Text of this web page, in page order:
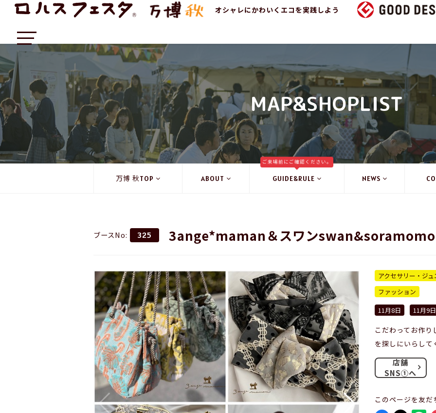
オシャレにかわいくエコを実践しよう
MAP&SHOPLIST
万博 秋TOP ABOUT GUIDE&RULE
ご来場前にご確認ください。
NEWS
ブースNo: 325 3ange*maman＆スワンswan&soramomo
アクセサリー・ジュ
ファッション
11月8日
11月9日
こだわってお作り
を探しにいらし
店舗
SNS①へ
このページを友だ